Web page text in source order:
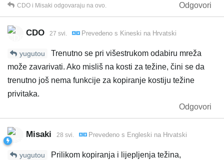
Odgovori
CDO i Misaki odgovaraju na ovo.
CDO 27 svi. Prevedeno s Kineski na Hrvatski
yugutou
Trenutno se pri višestrukom odabiru mreža
može zavarivati. Ako misliš na kosti za težine, čini se da
trenutno još nema funkcije za kopiranje kostiju težine
privitaka.
Odgovori
Misaki 28 svi. Prevedeno s Engleski na Hrvatski
yugutou
Prilikom kopiranja i lijepljenja težina,